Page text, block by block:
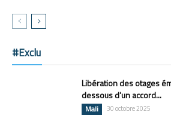
#Exclu
Libération des otages
dessous d’un accord...
Mali 30 octobre 2025